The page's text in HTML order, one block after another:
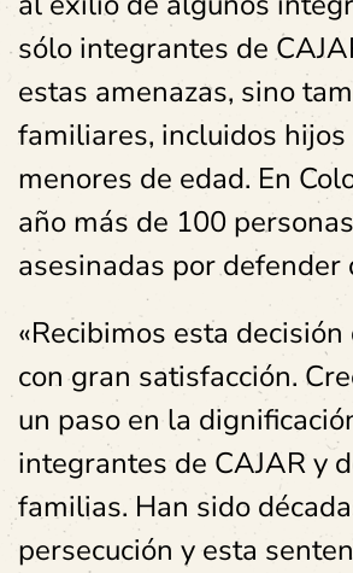
sólo integrantes de
estas amenazas, sino
familiares, incluidos hijos
menores de edad. En
año más de 100
asesinadas por defender
«Recibimos esta
con gran satisfacción.
un paso en la
integrantes de CAJAR y
familias. Han sido
persecución y esta